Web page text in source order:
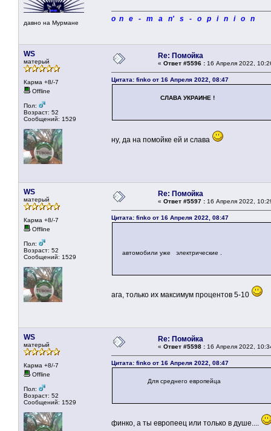
давно на Мурмане o n e - m a n' s - o p i n i o n
WS
матерый
Карма +8/-7
Offline
Пол:
Возраст: 52
Сообщений: 1529
Re: Помойка
« Ответ #5596 : 16 Апреля 2022,
Цитата: finko от 16 Апреля 2022, 08:47
СЛАВА УКРАИНЕ !
ну, да на помойке ей и слава
WS
матерый
Карма +8/-7
Offline
Пол:
Возраст: 52
Сообщений: 1529
Re: Помойка
« Ответ #5597 : 16 Апреля 2022,
Цитата: finko от 16 Апреля 2022, 08:47
автомобили уже электрические .
ага, только их максимум процентов 5-10
WS
матерый
Карма +8/-7
Offline
Пол:
Возраст: 52
Сообщений: 1529
Re: Помойка
« Ответ #5598 : 16 Апреля 2022,
Цитата: finko от 16 Апреля 2022, 08:47
Для среднего европейца
финко, а ты европеец или только в душе....